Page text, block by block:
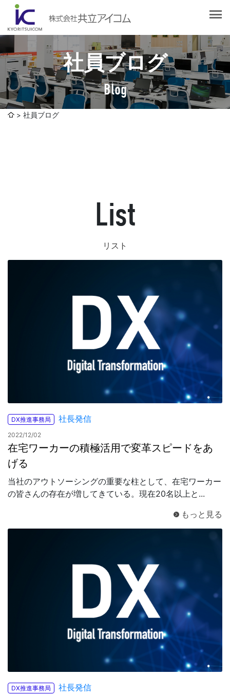
社員ブログ
Blog
会社概要
社長挨拶
企業理念
沿革
認証取得
選ばれる理由
サービス紹介
Web制作・ホームページ制作
採用情報
社員ブログ
List
リスト
DX推進事務局 社長発信
2022/12/02
在宅ワーカーの積極活用で変革スピードをあ
げる
当社のアウトソーシングの重要な柱として、在宅ワーカー
の皆さんの存在が増してきている。現在20名以上と...
もっと見る
DX推進事務局 社長発信